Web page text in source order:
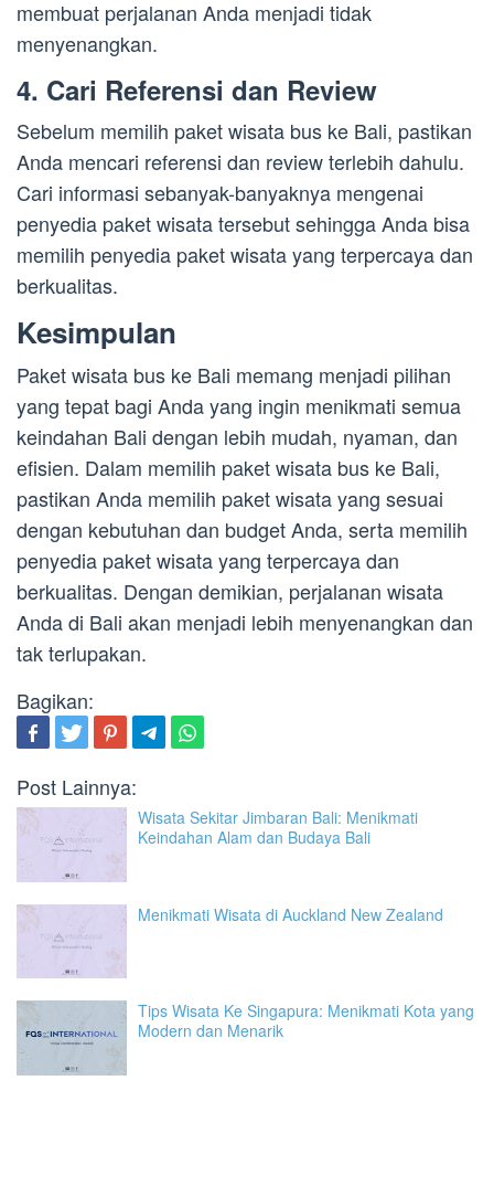
membuat perjalanan Anda menjadi tidak
menyenangkan.
4. Cari Referensi dan Review
Sebelum memilih paket wisata bus ke Bali, pastikan
Anda mencari referensi dan review terlebih dahulu.
Cari informasi sebanyak-banyaknya mengenai
penyedia paket wisata tersebut sehingga Anda bisa
memilih penyedia paket wisata yang terpercaya dan
berkualitas.
Kesimpulan
Paket wisata bus ke Bali memang menjadi pilihan
yang tepat bagi Anda yang ingin menikmati semua
keindahan Bali dengan lebih mudah, nyaman, dan
efisien. Dalam memilih paket wisata bus ke Bali,
pastikan Anda memilih paket wisata yang sesuai
dengan kebutuhan dan budget Anda, serta memilih
penyedia paket wisata yang terpercaya dan
berkualitas. Dengan demikian, perjalanan wisata
Anda di Bali akan menjadi lebih menyenangkan dan
tak terlupakan.
Bagikan:
Post Lainnya:
Wisata Sekitar Jimbaran Bali: Menikmati
Keindahan Alam dan Budaya Bali
Menikmati Wisata di Auckland New Zealand
Tips Wisata Ke Singapura: Menikmati Kota yang
Modern dan Menarik